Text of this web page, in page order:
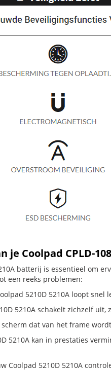
Coolpad CPLD-
batterij is essentieel om
een reeks problemen:
5210D 5210A loopt snel
5210A schakelt zichzelf
dat van het frame
5210A kan in prestaties
Coolpad 5210D 5210A